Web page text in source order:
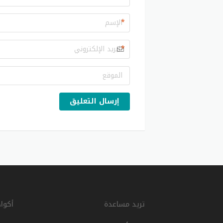
*
*
إرسال التعليق
تريد مساعدة